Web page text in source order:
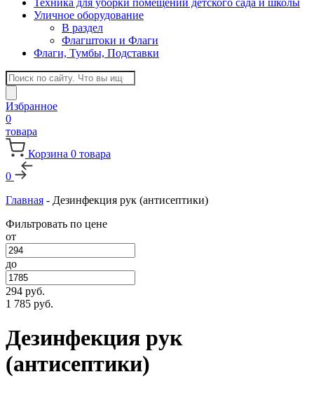
Техника для уборки помещений детского сада и школы
Уличное оборудование
В раздел
Флагштоки и Флаги
Флаги, Тумбы, Подставки
Поиск
товаров
Избранное
0
товара
Корзина 0 товара
0
Главная - Дезинфекция рук (антисептики)
Фильтровать по цене
от
до
294 руб.
1 785 руб.
Дезинфекция рук
(антисептики)